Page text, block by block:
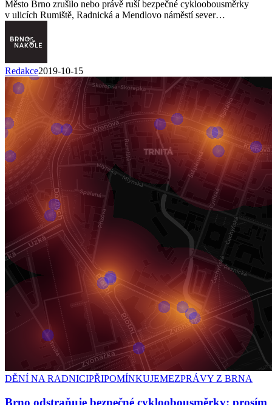
Město Brno zrušilo nebo právě ruší bezpečné cykloobousměrky
v ulicích Rumiště, Radnická a Mendlovo náměstí sever…
Redakce2019-10-15
DĚNÍ NA RADNICIPŘIPOMÍNKUJEMEZPRÁVY Z BRNA
Brno odstraňuje bezpečné cykloobousměrky: prosím